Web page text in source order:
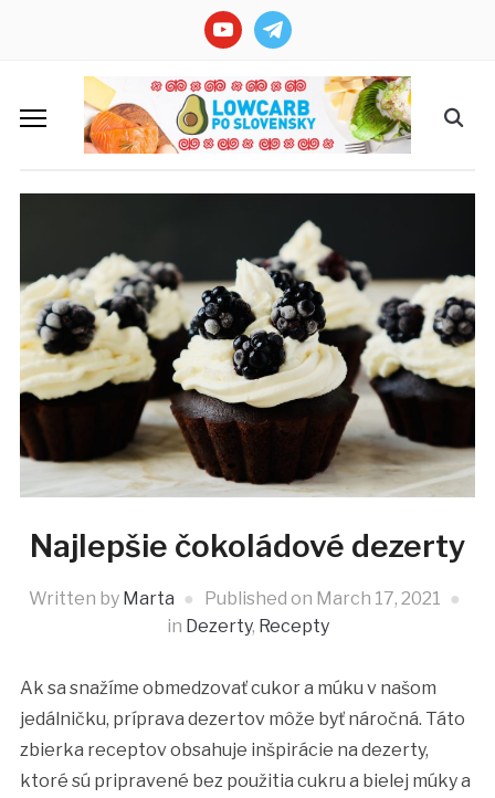
youtubetelegram
Najlepšie čokoládové dezerty
Written by Marta Published on March 17, 2021
in Dezerty, Recepty
Ak sa snažíme obmedzovať cukor a múku v našom
jedálničku, príprava dezertov môže byť náročná. Táto
zbierka receptov obsahuje inšpirácie na dezerty,
ktoré sú pripravené bez použitia cukru a bielej múky a